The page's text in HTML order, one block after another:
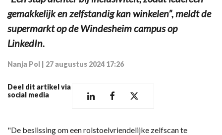
gemakkelijk en zelfstandig kan winkelen”, meldt de
supermarkt op de Windesheim campus op
LinkedIn.
Nanja Pol 27 augustus 2024 17:26
Deel dit artikel via
social media
"De beslissing om een rolstoelvriendelijke zelfscan te